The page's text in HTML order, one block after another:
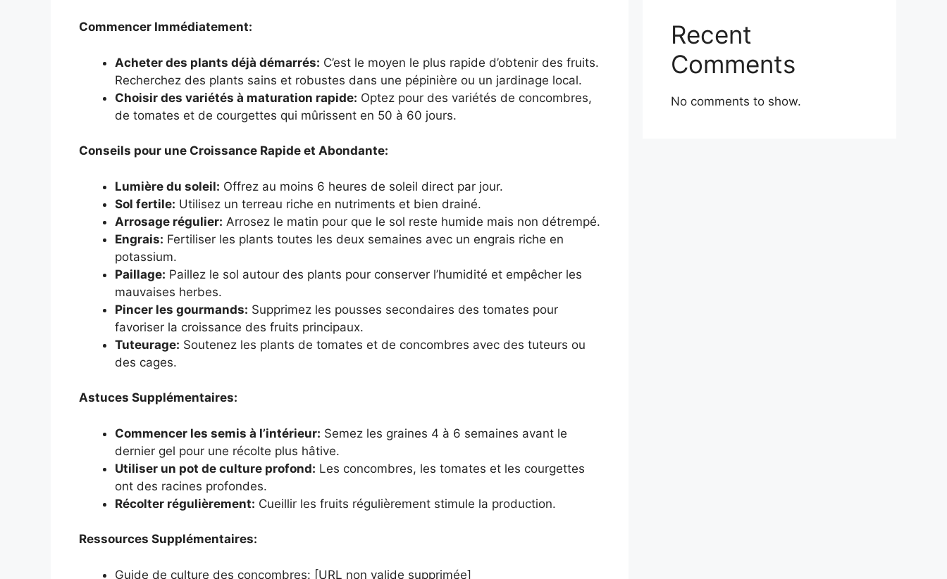
Commencer Immédiatement:
Acheter des plants déjà démarrés: C’est le moyen le plus rapide d’obtenir des fruits.
Recherchez des plants sains et robustes dans une pépinière ou un jardinage local.
Choisir des variétés à maturation rapide: Optez pour des variétés de concombres,
de tomates et de courgettes qui mûrissent en 50 à 60 jours.
Conseils pour une Croissance Rapide et Abondante:
Lumière du soleil: Offrez au moins 6 heures de soleil direct par jour.
Sol fertile: Utilisez un terreau riche en nutriments et bien drainé.
Arrosage régulier: Arrosez le matin pour que le sol reste humide mais non détrempé.
Engrais: Fertiliser les plants toutes les deux semaines avec un engrais riche en
potassium.
Paillage: Paillez le sol autour des plants pour conserver l’humidité et empêcher les
mauvaises herbes.
Pincer les gourmands: Supprimez les pousses secondaires des tomates pour
favoriser la croissance des fruits principaux.
Tuteurage: Soutenez les plants de tomates et de concombres avec des tuteurs ou
des cages.
Astuces Supplémentaires:
Commencer les semis à l’intérieur: Semez les graines 4 à 6 semaines avant le
dernier gel pour une récolte plus hâtive.
Utiliser un pot de culture profond: Les concombres, les tomates et les courgettes
ont des racines profondes.
Récolter régulièrement: Cueillir les fruits régulièrement stimule la production.
Ressources Supplémentaires:
Guide de culture des concombres: [URL non valide supprimée]
Recent
Comments
No comments to show.